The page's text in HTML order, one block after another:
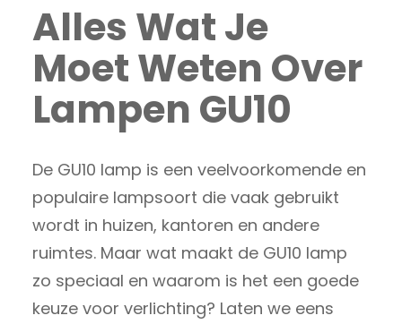
Alles Wat Je
Moet Weten Over
Lampen GU10
De GU10 lamp is een veelvoorkomende en
populaire lampsoort die vaak gebruikt
wordt in huizen, kantoren en andere
ruimtes. Maar wat maakt de GU10 lamp
zo speciaal en waarom is het een goede
keuze voor verlichting? Laten we eens